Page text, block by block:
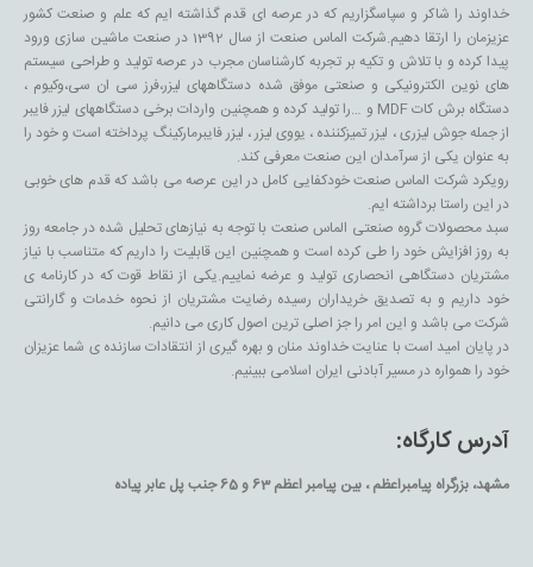
خداوند را شاکر و سپاسگزاریم که در عرصه ای قدم گذاشته ایم که علم و صنعت کشور
عزیزمان را ارتقا دهیم.شرکت الماس صنعت از سال 1392 در صنعت ماشین سازی ورود
پیدا کرده و با تلاش و تکیه بر تجربه کارشناسان مجرب در عرصه تولید و طراحی سیستم
های نوین الکترونیکی و صنعتی موفق شده دستگاههای لیزر،فرز سی ان سی،وکیوم ،
دستگاه برش کات MDF و …را تولید کرده و همچنین واردات برخی دستگاههای لیزر فایبر
از جمله جوش لیزری ، لیزر تمیزکننده ، یووی لیزر ، لیزر فایبرمارکینگ پرداخته است و خود را
به عنوان یکی از سرآمدان این صنعت معرفی کند.
رویکرد شرکت الماس صنعت خودکفایی کامل در این عرصه می باشد که قدم های خوبی
در این راستا برداشته ایم.
سبد محصولات گروه صنعتی الماس صنعت با توجه به نیازهای تحلیل شده در جامعه روز
به روز افزایش خود را طی کرده است و همچنین این قابلیت را داریم که متناسب با نیاز
مشتریان دستگاهی انحصاری تولید و عرضه نماییم.یکی از نقاط قوت که در کارنامه ی
خود داریم و به تصدیق خریداران رسیده رضایت مشتریان از نحوه خدمات و گارانتی
شرکت می باشد و این امر را جز اصلی ترین اصول کاری می دانیم.
در پایان امید است با عنایت خداوند منان و بهره گیری از انتقادات سازنده ی شما عزیزان
خود را همواره در مسیر آبادنی ایران اسلامی ببینیم.
آدرس کارگاه:
مشهد، بزرگراه پیامبراعظم ، بین پیامبر اعظم 63 و 65 جنب پل عابر پیاده